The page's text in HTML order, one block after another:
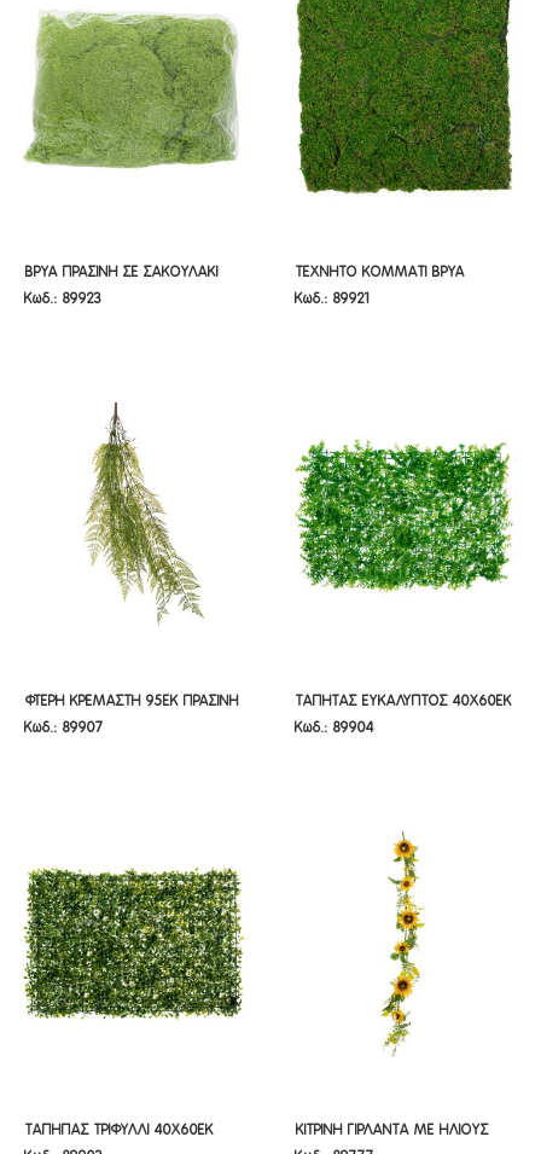
ΒΡΥΑ ΠΡΑΣΙΝΗ ΣΕ ΣΑΚΟΥΛΑΚΙ
500ΓΡ
ΒΡΥΑ ΠΡΑΣΙΝΗ ΣΕ ΣΑΚΟΥΛΑΚΙ
500ΓΡ
Κωδ.: 89923
ΤΕΧΝΗΤΟ ΚΟΜΜΑΤΙ ΒΡΥΑ
50Χ50ΕΚ
ΤΕΧΝΗΤΟ ΚΟΜΜΑΤΙ ΒΡΥΑ
50Χ50ΕΚ
Κωδ.: 89921
ΦΤΕΡΗ ΚΡΕΜΑΣΤΗ 95ΕΚ ΠΡΑΣΙΝΗ
ΡΙΖΑ
ΦΤΕΡΗ ΚΡΕΜΑΣΤΗ 95ΕΚ ΠΡΑΣΙΝΗ
ΡΙΖΑ
Κωδ.: 89907
ΤΑΠΗΤΑΣ ΕΥΚΑΛΥΠΤΟΣ 40Χ60ΕΚ
ΠΛΑΣΤΙΚΟΣ
ΤΑΠΗΤΑΣ ΕΥΚΑΛΥΠΤΟΣ 40Χ60ΕΚ
ΠΛΑΣΤΙΚΟΣ
Κωδ.: 89904
ΤΑΠΗΠΑΣ ΤΡΙΦΥΛΛΙ 40Χ60ΕΚ
ΤΑΠΗΠΑΣ ΤΡΙΦΥΛΛΙ 40Χ60ΕΚ
ΚΙΤΡΙΝΗ ΓΙΡΛΑΝΤΑ ΜΕ ΗΛΙΟΥΣ
ΚΙΤΡΙΝΗ ΓΙΡΛΑΝΤΑ ΜΕ ΗΛΙΟΥΣ